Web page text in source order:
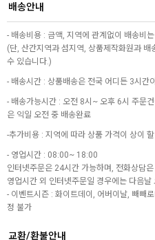
배송안내
- 배송비용 : 금액, 지역에 관계없이 배송비
(단, 산간지역과 섬지역, 상품제작화원과
수 있습니다.)
- 배송시간 : 상품배송은 전국 어디든 3시간
- 배송가능시간 : 오전 8시~ 오후 6시 주문
은 익일 오전 중 배송완료
-추가비용 : 지역에 따라 상품 가격이 상이
- 영업시간 : 08:00~ 18:00
인터넷주문은 24시간 가능하며, 전화상담
영업시간 외 인터넷주문일 경우에는 다음
- 이벤트시즌 : 화이트데이, 어버이날, 빼빼
정 불가
교환/환불안내